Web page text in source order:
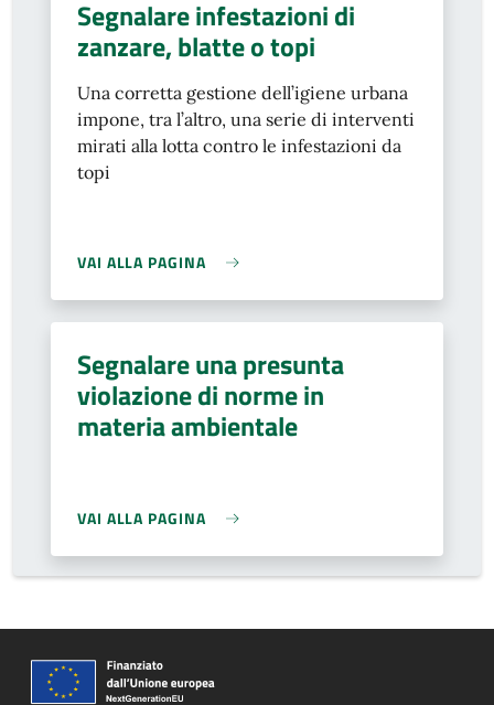
Segnalare infestazioni di
zanzare, blatte o topi
Una corretta gestione dell’igiene urbana
impone, tra l’altro, una serie di interventi
mirati alla lotta contro le infestazioni da
topi
VAI ALLA PAGINA
Segnalare una presunta
violazione di norme in
materia ambientale
VAI ALLA PAGINA